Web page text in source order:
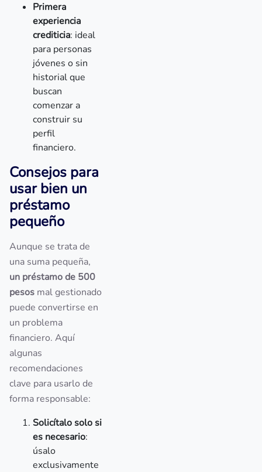
Primera
experiencia
crediticia: ideal
para personas
jóvenes o sin
historial que
buscan
comenzar a
construir su
perfil
financiero.
Consejos para
usar bien un
préstamo
pequeño
Aunque se trata de
una suma pequeña,
un préstamo de 500
pesos mal gestionado
puede convertirse en
un problema
financiero. Aquí
algunas
recomendaciones
clave para usarlo de
forma responsable:
Solicítalo solo si
es necesario:
úsalo
exclusivamente